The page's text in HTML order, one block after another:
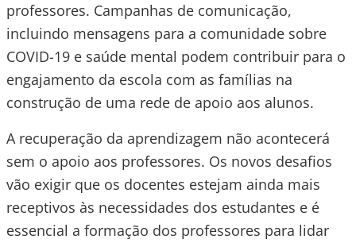
professores. Campanhas de comunicação,
incluindo mensagens para a comunidade sobre
COVID-19 e saúde mental podem contribuir para o
engajamento da escola com as famílias na
construção de uma rede de apoio aos alunos.
A recuperação da aprendizagem não acontecerá
sem o apoio aos professores. Os novos desafios
vão exigir que os docentes estejam ainda mais
receptivos às necessidades dos estudantes e é
essencial a formação dos professores para lidar